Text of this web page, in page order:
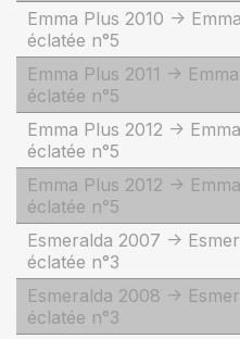
Emma Plus 2010 ->
éclatée n°5
Emma Plus 2011 ->
éclatée n°5
Emma Plus 2012 ->
éclatée n°5
Emma Plus 2012 ->
éclatée n°5
Esmeralda 2007 ->
éclatée n°3
Esmeralda 2008 ->
éclatée n°3